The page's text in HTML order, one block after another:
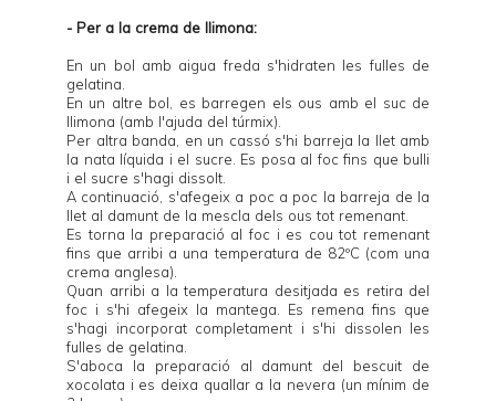
- Per a la crema de llimona:
En un bol amb aigua freda s'hidraten les fulles de
gelatina.
En un altre bol, es barregen els ous amb el suc de
llimona (amb l'ajuda del túrmix).
Per altra banda, en un cassó s'hi barreja la llet amb
la nata líquida i el sucre. Es posa al foc fins que bulli
i el sucre s'hagi dissolt.
A continuació, s'afegeix a poc a poc la barreja de la
llet al damunt de la mescla dels ous tot remenant.
Es torna la preparació al foc i es cou tot remenant
fins que arribi a una temperatura de 82ºC (com una
crema anglesa).
Quan arribi a la temperatura desitjada es retira del
foc i s'hi afegeix la mantega. Es remena fins que
s'hagi incorporat completament i s'hi dissolen les
fulles de gelatina.
S'aboca la preparació al damunt del bescuit de
xocolata i es deixa quallar a la nevera (un mínim de